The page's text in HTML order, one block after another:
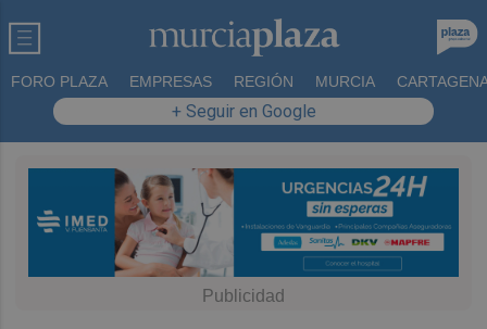
FORO PLAZA EMPRESAS REGIÓN MURCIA
+ Seguir en Google